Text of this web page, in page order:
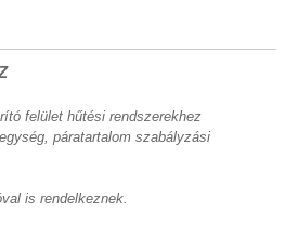
felület hűtési rendszerekhez
páratartalom szabályzási
is rendelkeznek.